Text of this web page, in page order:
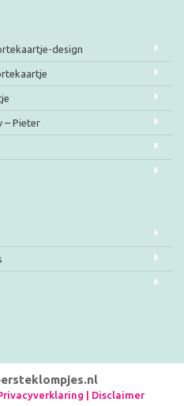
design
– Pieter
| Disclaimer